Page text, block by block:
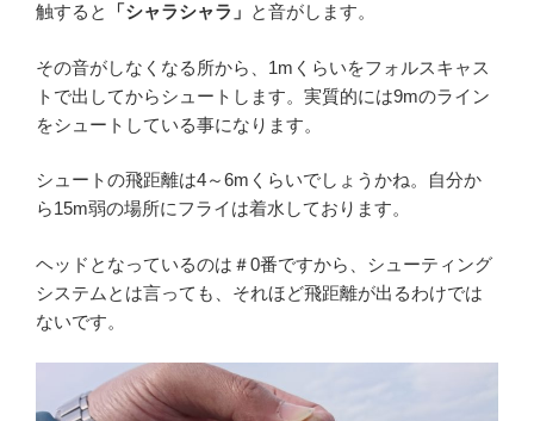
触すると
「シャラシャラ」 と音がします。
その音がしなくなる所から、1mくらいをフォルスキャス
トで出してからシュートします。実質的には9mのライン
をシュートしている事になります。
シュートの飛距離は4～6mくらいでしょうかね。自分か
ら15m弱の場所にフライは着水しております。
ヘッドとなっているのは＃0番ですから、シューティング
システムとは言っても、それほど飛距離が出るわけでは
ないです。